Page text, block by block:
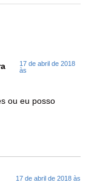
17 de abril de 2018
às
ou eu posso
17 de abril de 2018 às